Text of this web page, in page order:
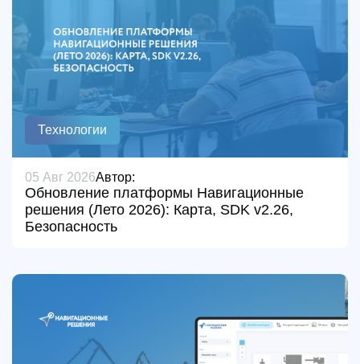
Технологии
05 Авг 2026Автор:
Обновление платформы Навигационные
решения (Лето 2026): Карта, SDK v2.26,
Безопасность